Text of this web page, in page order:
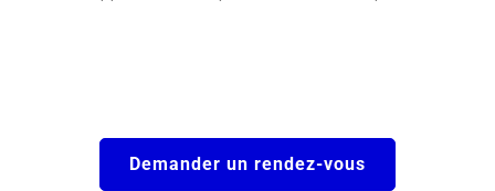
Demander un rendez-vous